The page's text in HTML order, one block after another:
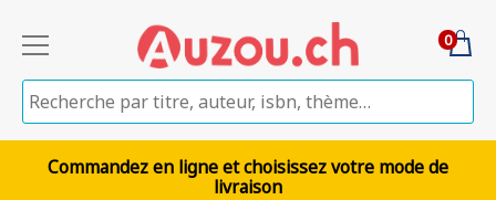
0
Commandez en ligne et choisissez votre mode de
livraison